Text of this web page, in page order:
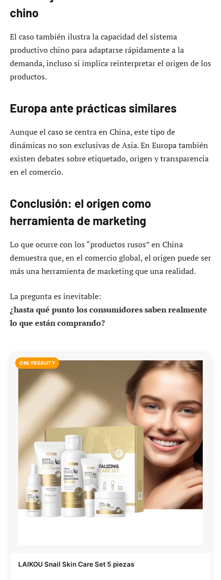
chino
El caso también ilustra la capacidad del sistema
productivo chino para adaptarse rápidamente a la
demanda, incluso si implica reinterpretar el origen de los
productos.
Europa ante prácticas similares
Aunque el caso se centra en China, este tipo de
dinámicas no son exclusivas de Asia. En Europa también
existen debates sobre etiquetado, origen y transparencia
en el comercio.
Conclusión: el origen como
herramienta de marketing
Lo que ocurre con los “productos rusos” en China
demuestra que, en el comercio global, el origen puede ser
más una herramienta de marketing que una realidad.
La pregunta es inevitable:
¿hasta qué punto los consumidores saben realmente
lo que están comprando?
ONLYBEAUTY
LAIKOU Snail Skin Care Set 5 piezas